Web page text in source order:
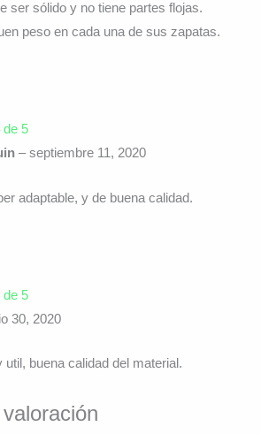
ser sólido y no tiene partes flojas.
peso en cada una de sus zapatas.
de 5
– septiembre 11, 2020
adaptable, y de buena calidad.
de 5
30, 2020
util, buena calidad del material.